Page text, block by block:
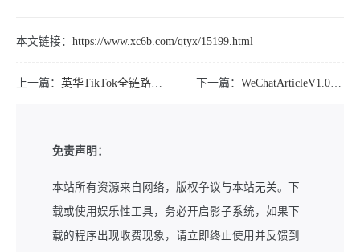
本文链接： https://www.xc6b.com/qtyx/15199.html
上一篇： 英华TikTok全链路0-1路径教学 下一篇：WeChatArticleV1.0.3.8微信公众号文章下载器
免责声明：
本站所有资源来自网络，版权争议与本站无关。下
载或使用娱乐性工具，务必开启影子系统，如果下
载的程序出现收费现象，请立即终止使用并反馈到